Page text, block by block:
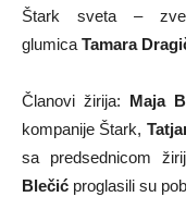
Štark sveta –
glumica Tamara
Članovi žirija: Maja
kompanije Štark,
sa predsednicom
Blečić proglasili su